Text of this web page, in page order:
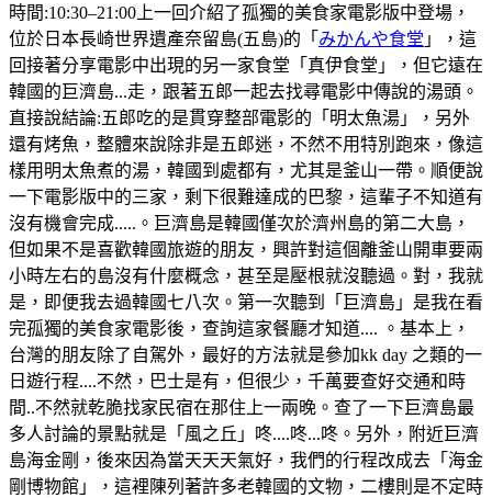
時間:10:30–21:00上一回介紹了孤獨的美食家電影版中登場，
位於日本長崎世界遺產奈留島(五島)的「 みかんや食堂 」，這
回接著分享電影中出現的另一家食堂「真伊食堂」，但它遠在
韓國的巨濟島...走，跟著五郎一起去找尋電影中傳說的湯頭。
直接說結論:五郎吃的是貫穿整部電影的「明太魚湯」，另外
還有烤魚，整體來說除非是五郎迷，不然不用特別跑來，像這
樣用明太魚煮的湯，韓國到處都有，尤其是釜山一帶。順便說
一下電影版中的三家，剩下很難達成的巴黎，這輩子不知道有
沒有機會完成.....。巨濟島是韓國僅次於濟州島的第二大島，
但如果不是喜歡韓國旅遊的朋友，興許對這個離釜山開車要兩
小時左右的島沒有什麼概念，甚至是壓根就沒聽過。對，我就
是，即便我去過韓國七八次。第一次聽到「巨濟島」是我在看
完孤獨的美食家電影後，查詢這家餐廳才知道.... 。基本上，
台灣的朋友除了自駕外，最好的方法就是參加kk day 之類的一
日遊行程....不然，巴士是有，但很少，千萬要查好交通和時
間..不然就乾脆找家民宿在那住上一兩晚。查了一下巨濟島最
多人討論的景點就是「風之丘」咚....咚...咚。另外，附近巨濟
島海金剛，後來因為當天天天氣好，我們的行程改成去「海金
剛博物館」，這裡陳列著許多老韓國的文物，二樓則是不定時